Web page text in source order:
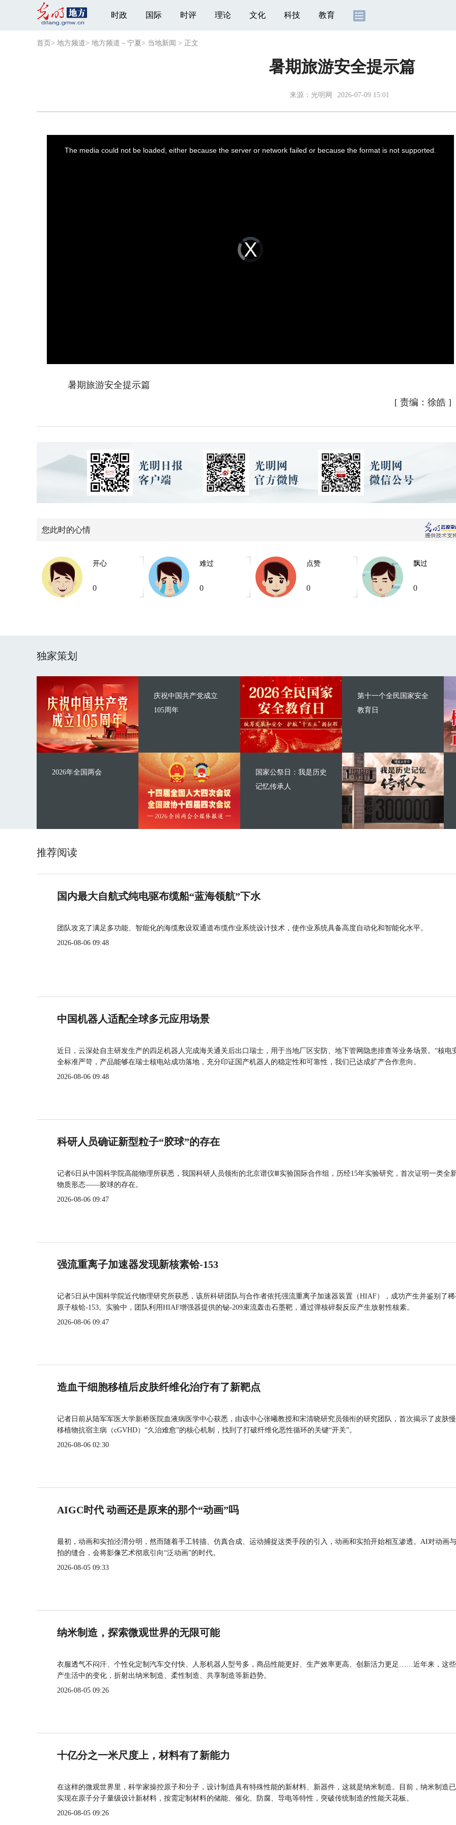
时政 国际 时评 理论 文化 科技 教育
首页 > 地方频道> 地方频道－宁夏 > 当地新闻 > 正文
暑期旅游安全提示篇
来源：光明网 2026-07-09 15:01
Video
Player
is
loading.
The media could not be loaded, either because the server or network failed or because the format is not supported.
暑期旅游安全提示篇
[ 责编：徐皓 ]
您此时的心情
开心
0
难过
0
点赞
0
飘过
0
独家策划
庆祝中国共产党成立
105周年
2026年全国两会
第十一个全民国家安全
教育日
国家公祭日：我是历史
记忆传承人
推荐阅读
国内最大自航式纯电驱布缆船“蓝海领航”下水
团队攻克了满足多功能、智能化的海缆敷设双通道布缆作业系统设计技术，使作业系统具备高度自动化和智能化水平。
2026-08-06 09:48
中国机器人适配全球多元应用场景
近日，云深处自主研发生产的四足机器人完成海关通关后出口瑞士，用于当地厂区安防、地下管网隐患排查等业务场景。“核电
全标准严苛，产品能够在瑞士核电站成功落地，充分印证国产机器人的稳定性和可靠性，我们已达成扩产合作意向。
2026-08-06 09:48
科研人员确证新型粒子“胶球”的存在
记者6日从中国科学院高能物理所获悉，我国科研人员领衔的北京谱仪Ⅲ实验国际合作组，历经15年实验研究，首次证明一类全
物质形态——胶球的存在。
2026-08-06 09:47
强流重离子加速器发现新核素铪-153
记者5日从中国科学院近代物理研究所获悉，该所科研团队与合作者依托强流重离子加速器装置（HIAF），成功产生并鉴别了
原子核铪-153。实验中，团队利用HIAF增强器提供的铋-209束流轰击石墨靶，通过弹核碎裂反应产生放射性核素。
2026-08-06 09:47
造血干细胞移植后皮肤纤维化治疗有了新靶点
记者日前从陆军军医大学新桥医院血液病医学中心获悉，由该中心张曦教授和宋清晓研究员领衔的研究团队，首次揭示了皮肤
移植物抗宿主病（cGVHD）“久治难愈”的核心机制，找到了打破纤维化恶性循环的关键“开关”。
2026-08-06 02:30
AIGC时代 动画还是原来的那个“动画”吗
最初，动画和实拍泾渭分明，然而随着手工转描、仿真合成、运动捕捉这类手段的引入，动画和实拍开始相互渗透。AI对动画
拍的缝合，会将影像艺术彻底引向“泛动画”的时代。
2026-08-05 09:33
纳米制造，探索微观世界的无限可能
衣服透气不闷汗、个性化定制汽车交付快、人形机器人型号多，商品性能更好、生产效率更高、创新活力更足……近年来，这
产生活中的变化，折射出纳米制造、柔性制造、共享制造等新趋势。
2026-08-05 09:26
十亿分之一米尺度上，材料有了新能力
在这样的微观世界里，科学家操控原子和分子，设计制造具有特殊性能的新材料、新器件，这就是纳米制造。目前，纳米制造
实现在原子分子量级设计新材料，按需定制材料的储能、催化、防腐、导电等特性，突破传统制造的性能天花板。
2026-08-05 09:26